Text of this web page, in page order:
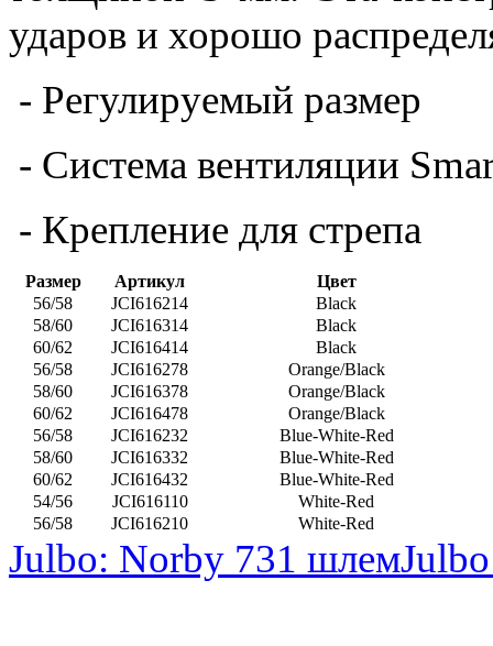
ударов и хорошо
- Регулируемый размер
- Система вентиляции
- Крепление для стрепа
Размер Артикул
Цвет
56/58
JCI616214
Black
58/60
JCI616314
Black
60/62
JCI616414
Black
56/58
JCI616278
Orange/Black
58/60
JCI616378
Orange/Black
60/62
JCI616478
Orange/Black
56/58
JCI616232
Blue-White-Red
58/60
JCI616332
Blue-White-Red
60/62
JCI616432
Blue-White-Red
54/56
JCI616110
White-Red
56/58
JCI616210 White-Red
Julbo: Norby 731 шлем